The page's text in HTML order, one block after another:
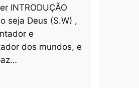
INTRODUÇÃO
seja Deus (S.W) ,
e
dos mundos, e